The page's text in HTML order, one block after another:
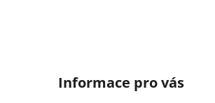
Informace pro vás